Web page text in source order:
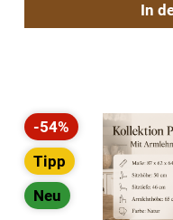
In
Rabatt
-54%
Tipp
Neu